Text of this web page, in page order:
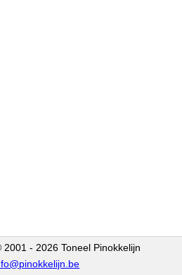
2001 - 2026 Toneel Pinokkelijn